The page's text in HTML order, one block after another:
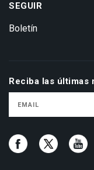
SEGUIR
Boletín
Reciba las